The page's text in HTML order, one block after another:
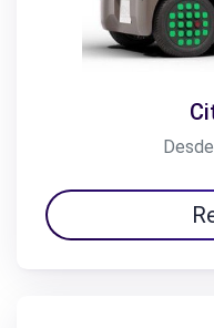
Desde